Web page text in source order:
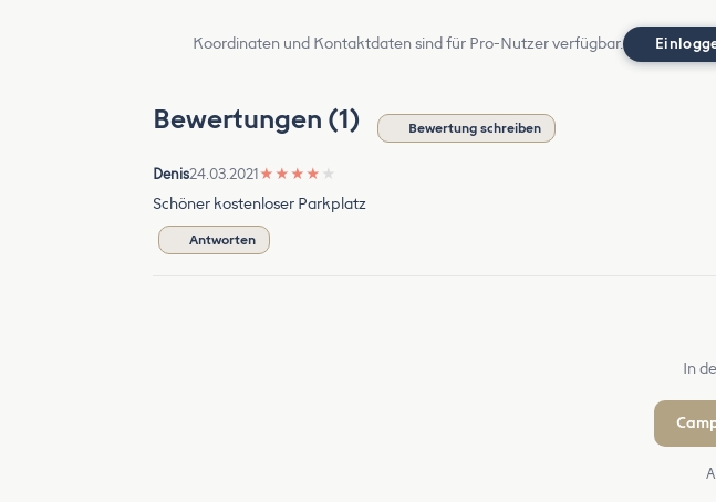
Koordinaten und Kontaktdaten sind für Pro-Nutzer verfügbar.
Bewertungen (1) Bewertung schreiben
Denis24.03.2021 ★ ★ ★ ★ ★
Schöner kostenloser Parkplatz
Antworten
In